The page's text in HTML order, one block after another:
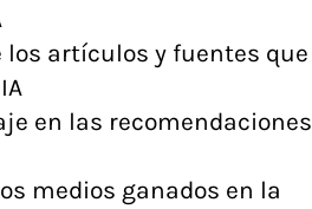
artículos y fuentes que
en las recomendaciones
medios ganados en la